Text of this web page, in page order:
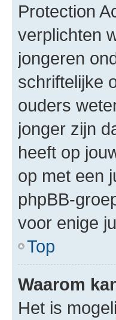
Protection
verplichten
jongeren
schriftelijke
ouders
jonger zijn
heeft op
op met een
phpBB-
voor enige
Top
Waarom
Het is